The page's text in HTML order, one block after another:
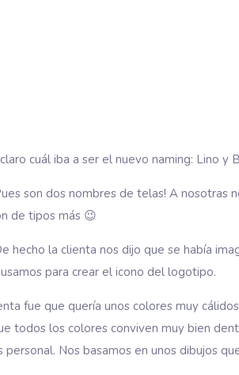
cuál iba a ser el nuevo naming: Lino y
son dos nombres de telas! A
de tipos más 😉
hecho la clienta nos dijo que se había
para crear el icono del logotipo.
fue que quería unos colores muy
todos los colores conviven muy bien
Nos basamos en unos dibujos